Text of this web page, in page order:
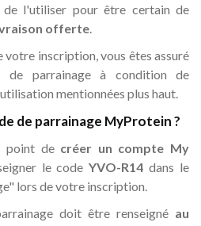
de l'utiliser pour être certain de
offerte.
votre inscription, vous êtes assuré
de parrainage à condition de
mentionnées plus haut.
de parrainage MyProtein ?
point de créer un compte My
le codeYVO-R14 dans le
lors de votre inscription.
doit être renseigné au